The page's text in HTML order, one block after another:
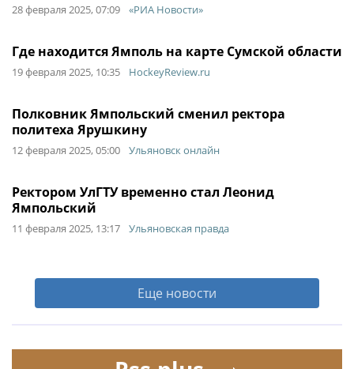
28 февраля 2025, 07:09 «РИА Новости»
Где находится Ямполь на карте Сумской области
19 февраля 2025, 10:35 HockeyReview.ru
Полковник Ямпольский сменил ректора
политеха Ярушкину
12 февраля 2025, 05:00 Ульяновск онлайн
Ректором УлГТУ временно стал Леонид
Ямпольский
11 февраля 2025, 13:17 Ульяновская правда
Еще новости